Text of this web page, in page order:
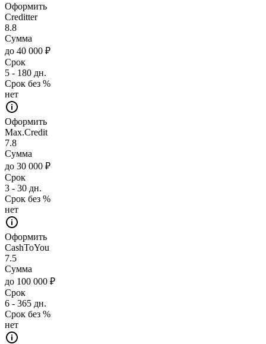
Оформить
Creditter
8.8
Сумма
до 40 000 ₽
Срок
5 - 180 дн.
Срок без %
нет
Оформить
Max.Credit
7.8
Сумма
до 30 000 ₽
Срок
3 - 30 дн.
Срок без %
нет
Оформить
CashToYou
7.5
Сумма
до 100 000 ₽
Срок
6 - 365 дн.
Срок без %
нет